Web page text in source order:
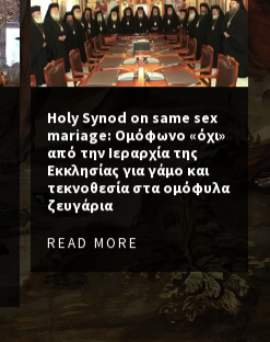
Holy Synod on same sex
mariage: Ομόφωνο «όχι»
από την Ιεραρχία της
Εκκλησίας για γάμο και
τεκνοθεσία στα ομόφυλα
ζευγάρια
READ MORE